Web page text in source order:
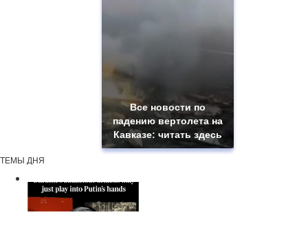
Все новости по
падению вертолета на
Кавказе: читать здесь
ТЕМЫ ДНЯ